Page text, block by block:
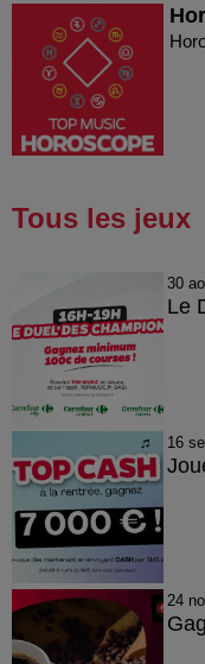
Tous les jeux
30
Le
16
24